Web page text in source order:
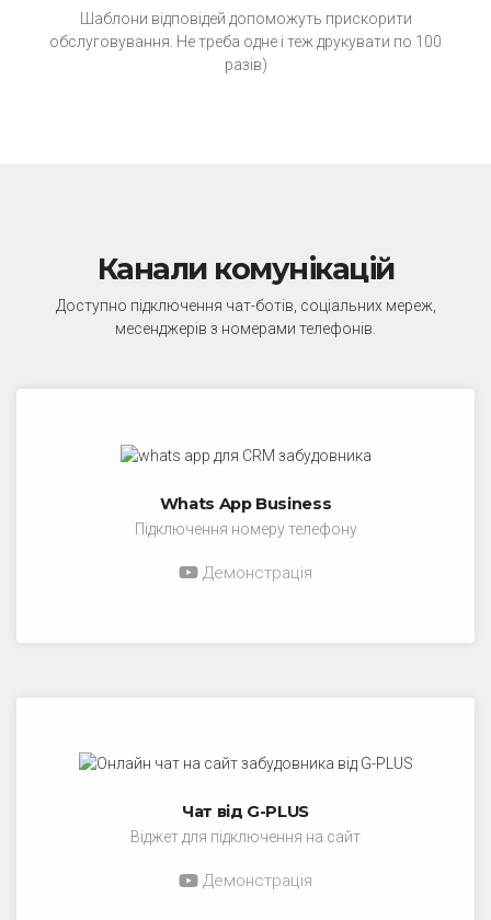
Шаблони відповідей допоможуть прискорити
обслуговування. Не треба одне і теж друкувати по 100
разів)
Канали комунікацій
Доступно підключення чат-ботів, соціальних мереж,
месенджерів з номерами телефонів.
Whats App Business
Підключення номеру телефону
Демонстрація
Чат від G-PLUS
Віджет для підключення на сайт
Демонстрація